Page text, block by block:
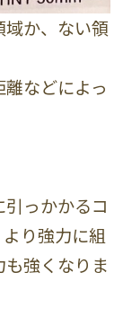
か、ない領
などによっ
っかかるコ
り強力に組
強くなりま